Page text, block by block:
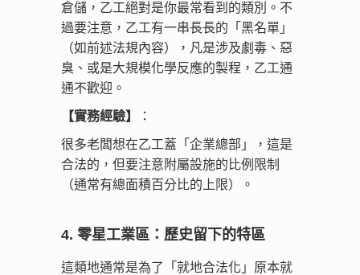
倉儲，乙工絕對是你最常看到的類別。不
過要注意，乙工有一串長長的「黑名單」
（如前述法規內容），凡是涉及劇毒、惡
臭、或是大規模化學反應的製程，乙工通
通不歡迎。
【實務經驗】 ：
很多老闆想在乙工蓋「企業總部」，這是
合法的，但要注意附屬設施的比例限制
（通常有總面積百分比的上限）。
4. 零星工業區：歷史留下的特區
這類地通常是為了「就地合法化」原本就